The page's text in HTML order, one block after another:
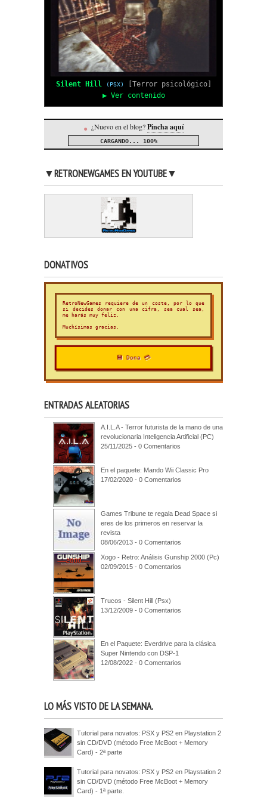
Silent Hill (PSX)
[Terror psicológico]
▶ Ver contenido
● ¿Nuevo en el blog?Pincha aquí
CARGANDO... 100%
▼RETRONEWGAMES EN YOUTUBE▼
DONATIVOS
RetroNewGames requiere de un coste, por lo que
si decides donar con una cifra, sea cual sea,
me harás muy feliz.
Muchísimas gracias.
💾 Dona 💳
ENTRADAS ALEATORIAS
A.I.L.A - Terror futurista de la mano de una
revolucionaria Inteligencia Artificial (PC)
25/11/2025 - 0 Comentarios
En el paquete: Mando Wii Classic Pro
17/02/2020 - 0 Comentarios
Games Tribune te regala Dead Space si
eres de los primeros en reservar la
revista
08/06/2013 - 0 Comentarios
Xogo - Retro: Análisis Gunship 2000 (Pc)
02/09/2015 - 0 Comentarios
Trucos - Silent Hill (Psx)
13/12/2009 - 0 Comentarios
En el Paquete: Everdrive para la clásica
Super Nintendo con DSP-1
12/08/2022 - 0 Comentarios
LO MÁS VISTO DE LA SEMANA.
Tutorial para novatos: PSX y PS2 en Playstation 2
sin CD/DVD (método Free McBoot + Memory
Card) - 2ª parte
Tutorial para novatos: PSX y PS2 en Playstation 2
sin CD/DVD (método Free McBoot + Memory
Card) - 1ª parte.